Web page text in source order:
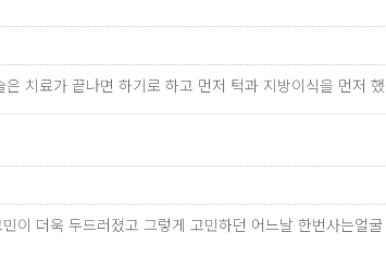
치료가 끝나면 하기로 하고 먼저 턱과 지방이식을 먼저
이 더욱 두드러졌고 그렇게 고민하던 어느날 한번사는얼